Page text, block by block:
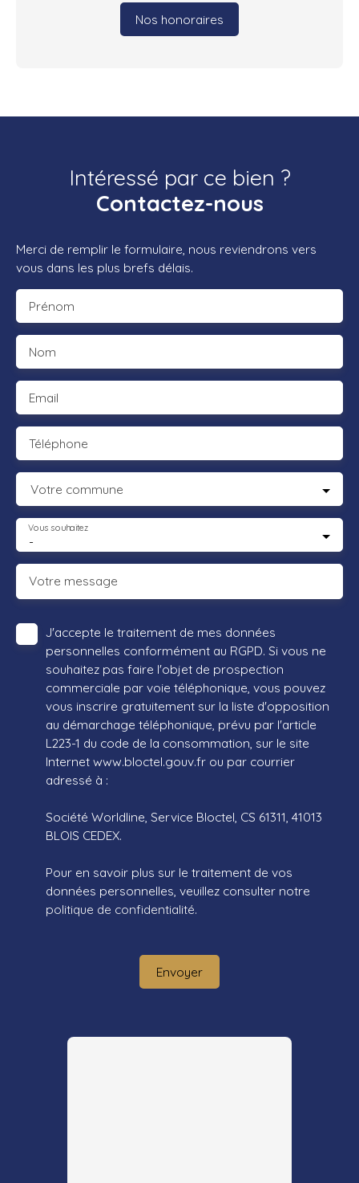
Nos honoraires
Intéressé par ce bien ?
Contactez-nous
Merci de remplir le formulaire, nous reviendrons vers
vous dans les plus brefs délais.
Prénom
Nom
Email
Téléphone
Votre commune
-
Vous souhaitez
Votre message
J'accepte le traitement de mes données
personnelles conformément au RGPD. Si vous ne
souhaitez pas faire l'objet de prospection
commerciale par voie téléphonique, vous pouvez
vous inscrire gratuitement sur la liste d'opposition
au démarchage téléphonique, prévu par l'article
L223-1 du code de la consommation, sur le site
Internet www.bloctel.gouv.fr ou par courrier
adressé à :
Société Worldline, Service Bloctel, CS 61311, 41013
BLOIS CEDEX.
Pour en savoir plus sur le traitement de vos
données personnelles, veuillez consulter notre
politique de confidentialité.
Envoyer